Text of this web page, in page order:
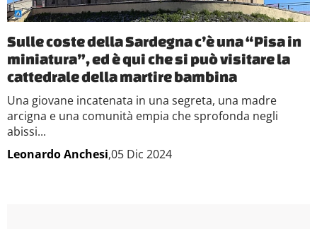
Sulle coste della Sardegna c’è una “Pisa in
miniatura”, ed è qui che si può visitare la
cattedrale della martire bambina
Una giovane incatenata in una segreta, una madre
arcigna e una comunità empia che sprofonda negli
abissi...
Leonardo Anchesi,05 Dic 2024